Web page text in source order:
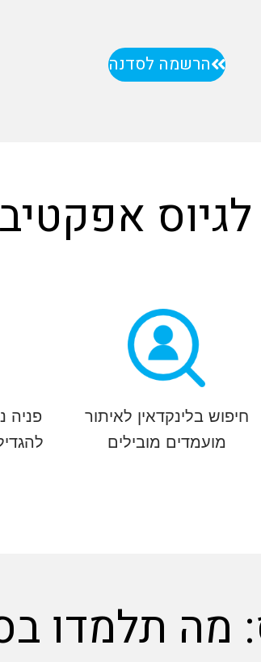
הרשמה לסדנה
חיפוש בלינקדאין לאיתור
מועמדים מובילים
פניה
מה תלמדו